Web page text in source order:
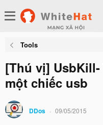
Tools
[Thú vị]
một chiếc usb
DDos 09/05/2015